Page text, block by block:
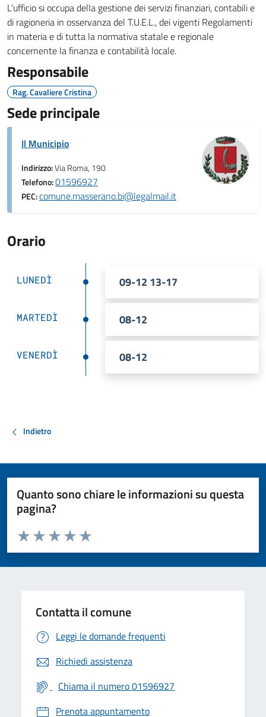
L'ufficio si occupa della gestione dei servizi finanziari, contabili e
di ragioneria in osservanza del T.U.E.L., dei vigenti Regolamenti
in materia e di tutta la normativa statale e regionale
concernente la finanza e contabilità locale.
Responsabile
Rag. Cavaliere Cristina
Sede principale
Il Municipio
Indirizzo:Via Roma, 190
Telefono:01596927
PEC:comune.masserano.bi@legalmail.it
Orario
LUNEDÌ 09-12 13-17
MARTEDÌ 08-12
VENERDÌ 08-12
Indietro
Quanto sono chiare le informazioni su questa
pagina?
Valuta da 1 a 5 stelle la pagina
Valuta 5 stelle su 5
Valuta 4 stelle su 5
Valuta 3 stelle su 5
Valuta 2 stelle su 5
Valuta 1 stelle su 5
Contatta il comune
Leggi le domande frequenti
Richiedi assistenza
Chiama il numero 01596927
Prenota appuntamento